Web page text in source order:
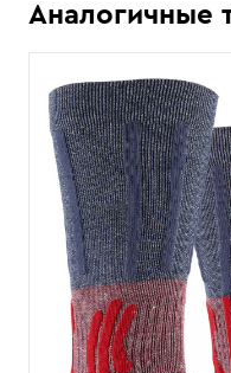
Аналогичные